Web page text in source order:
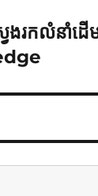
ែង​រក​លំនាំ​ដើ